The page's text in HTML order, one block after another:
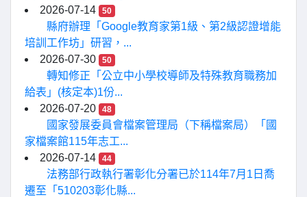
2026-07-14
50
縣府辦理「Google教育家第1級、第2級認證增能
培訓工作坊」研習，...
2026-07-30
50
轉知修正「公立中小學校導師及特殊教育職務加
給表」(核定本)1份...
2026-07-20
48
國家發展委員會檔案管理局（下稱檔案局）「國
家檔案館115年志工...
2026-07-14
44
法務部行政執行署彰化分署已於114年7月1日喬
遷至「510203彰化縣...